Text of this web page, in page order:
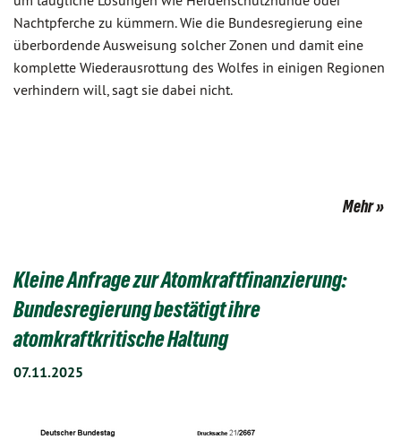
Nachtpferche zu kümmern. Wie die Bundesregierung eine
überbordende Ausweisung solcher Zonen und damit eine
komplette Wiederausrottung des Wolfes in einigen Regionen
verhindern will, sagt sie dabei nicht.
Mehr
Kleine Anfrage zur Atomkraftfinanzierung:
Bundesregierung bestätigt ihre
atomkraftkritische Haltung
07.11.2025